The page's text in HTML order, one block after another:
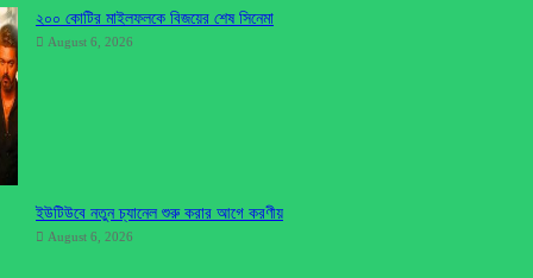
২০০ কোটির মাইলফলকে বিজয়ের শেষ সিনেমা
August 6, 2026
ইউটিউবে নতুন চ্যানেল শুরু করার আগে করণীয়
August 6, 2026